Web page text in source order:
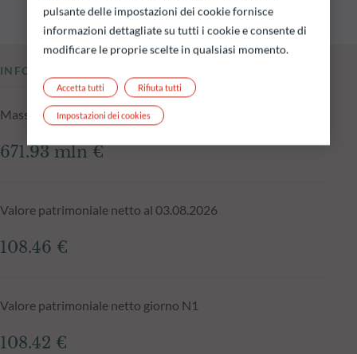
INFORMAZIONI CHIAVE
Masse in gestione del fondo al 03.08.2026
671.93 mln €
Valore patrimoniale netto al 03.08.2026
108.46 €
Valore patrimoniale netto giorno N1
108.42 €
pulsante delle impostazioni dei cookie fornisce
informazioni dettagliate su tutti i cookie e consente di
modificare le proprie scelte in qualsiasi momento.
Rifiuta tutti
Accetta tutti
Impostazioni dei cookies